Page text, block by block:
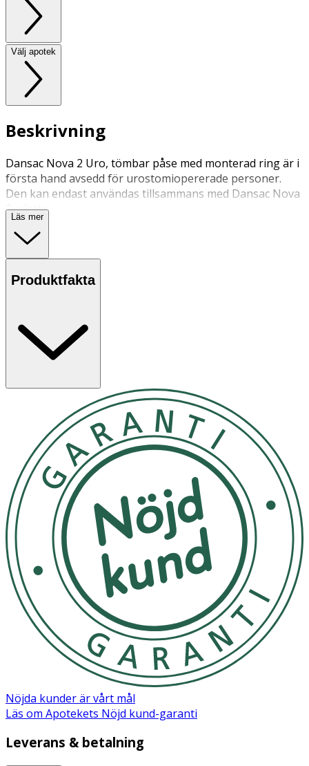
Välj apotek
Beskrivning
Dansac Nova 2 Uro, tömbar påse med monterad ring är i
första hand avsedd för urostomiopererade personer.
Den kan endast användas tillsammans med Dansac Nova
2, plattor.
Läs mer
Produktfakta
Nöjda kunder är vårt mål
Läs om Apotekets Nöjd kund-garanti
Leverans & betalning